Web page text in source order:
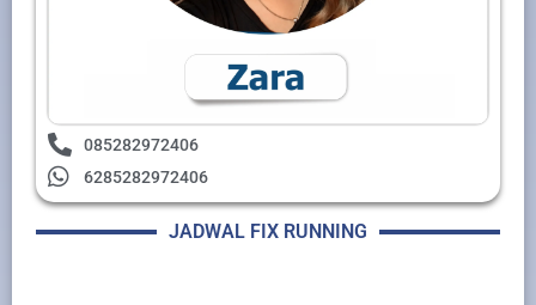
085282972406
6285282972406
JADWAL FIX RUNNING